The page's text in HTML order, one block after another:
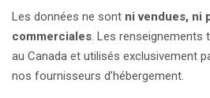
Les données ne sont ni vendues, ni
commerciales. Les renseignements
au Canada et utilisés exclusivement
nos fournisseurs d’hébergement.